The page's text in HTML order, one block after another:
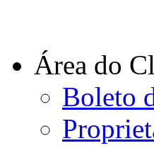
Área do
Boleto